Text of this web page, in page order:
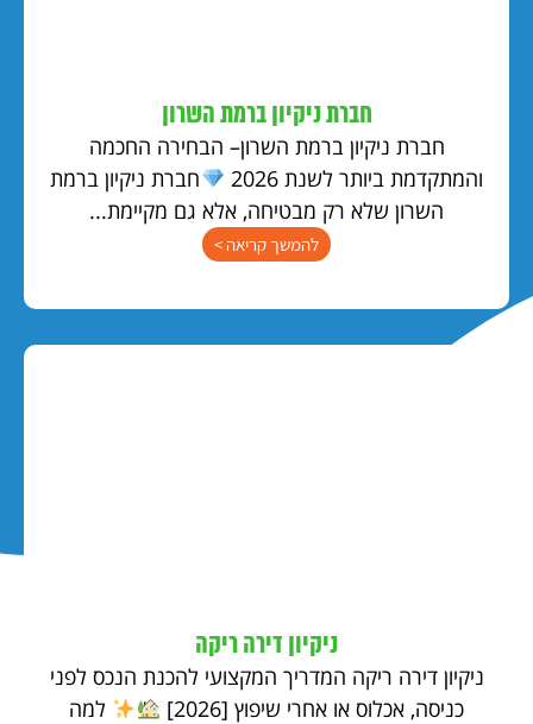
חברת ניקיון ברמת השרון
חברת ניקיון ברמת השרון– הבחירה החכמה
והמתקדמת ביותר לשנת 2026
חברת ניקיון ברמת
השרון שלא רק מבטיחה, אלא גם מקיימת...
להמשך קריאה >
ניקיון דירה ריקה
ניקיון דירה ריקה המדריך המקצועי להכנת הנכס לפני
כניסה, אכלוס או אחרי שיפוץ [2026]
למה